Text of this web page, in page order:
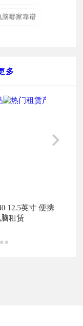
脑哪家靠谱
多
12.5英寸 便携
租赁